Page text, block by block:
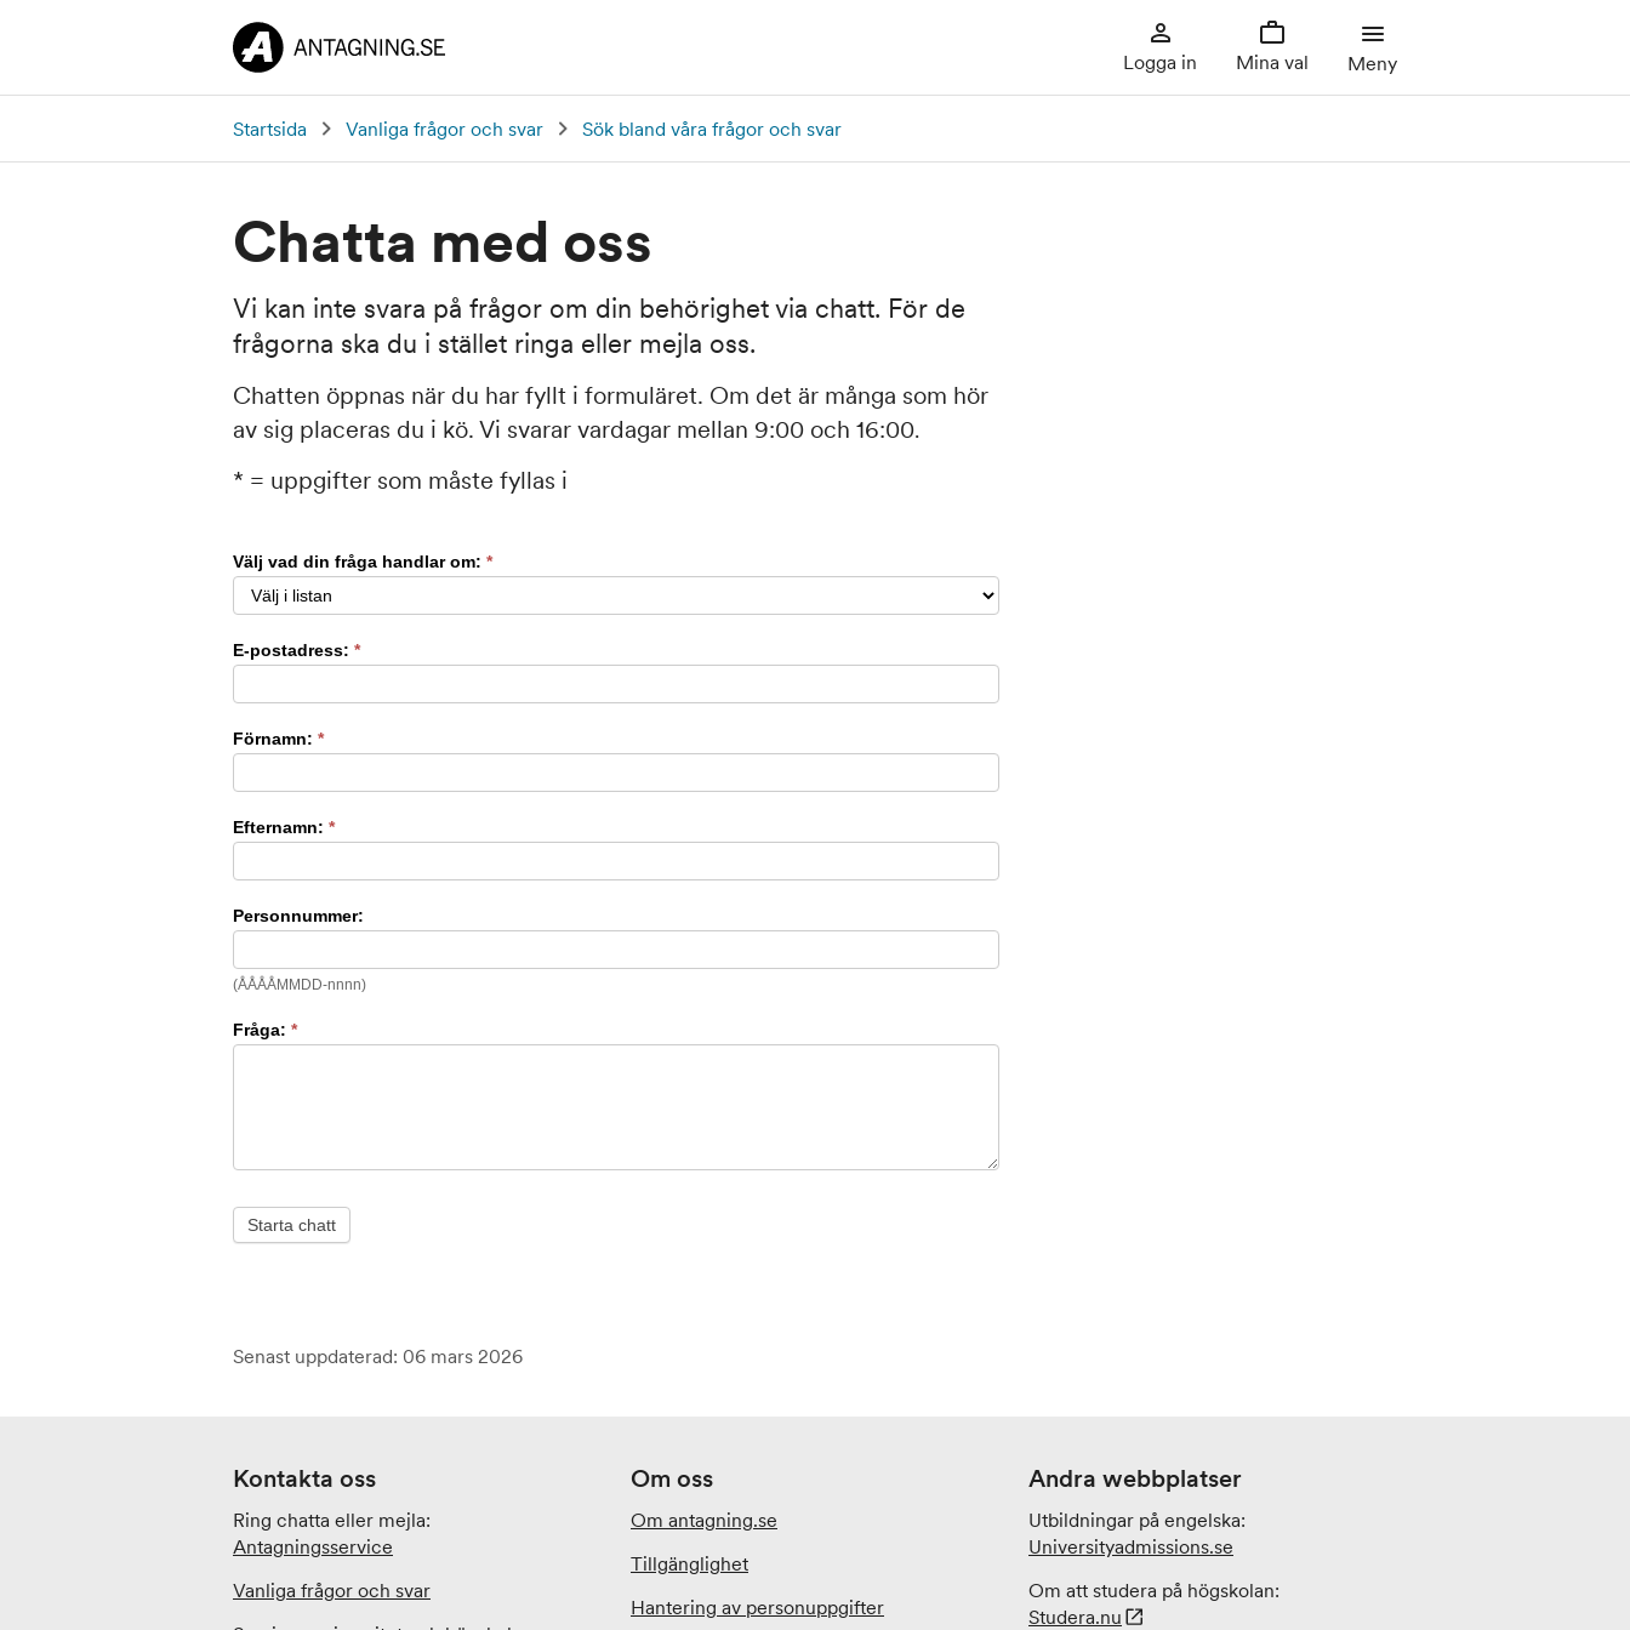
Logga in Mina val Meny
Startsida Vanliga frågor och svar Sök bland våra frågor och svar
Chatta med oss
Vi kan inte svara på frågor om din behörighet via chatt. För de
frågorna ska du i stället ringa eller mejla oss.
Chatten öppnas när du har fyllt i formuläret. Om det är många som hör
av sig placeras du i kö. Vi svarar vardagar mellan 9:00 och 16:00.
* = uppgifter som måste fyllas i
Antagningsservice
Välj vad din fråga handlar om: *
E-postadress: *
Förnamn: *
Efternamn: *
Personnummer:
(ÅÅÅÅMMDD-nnnn)
Fråga: *
Starta chatt
Senast uppdaterad: 06 mars 2026
Kontakta oss
Ring chatta eller mejla:
Antagningsservice
Vanliga frågor och svar
Om oss
Om antagning.se
Tillgänglighet
Hantering av personuppgifter
Andra webbplatser
Utbildningar på engelska:
Universityadmissions.se
Om att studera på högskolan:
Studera.nu